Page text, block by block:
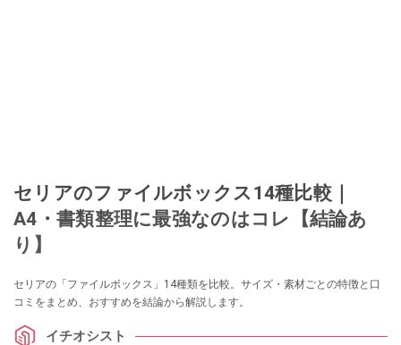
セリアのファイルボックス14種比較｜
A4・書類整理に最強なのはコレ【結論あ
り】
セリアの「ファイルボックス」14種類を比較。サイズ・素材ごとの特徴と口
コミをまとめ、おすすめを結論から解説します。
イチオシスト